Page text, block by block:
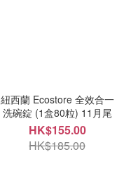
紐西蘭 Ecostore 全效合一
洗碗錠 (1盒80粒) 11月尾
HK$155.00
HK$185.00